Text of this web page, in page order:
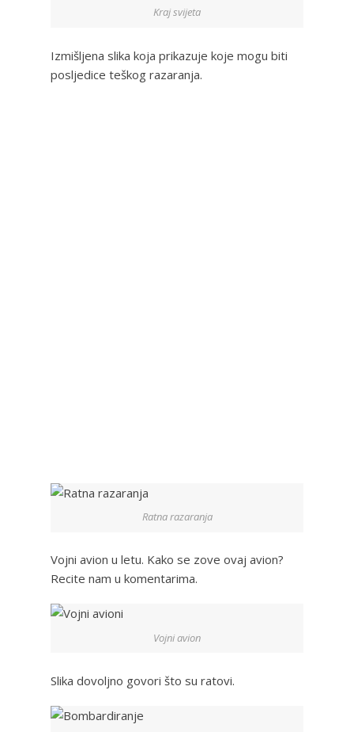
Kraj svijeta
Izmišljena slika koja prikazuje koje mogu biti
posljedice teškog razaranja.
Ratna razaranja
Vojni avion u letu. Kako se zove ovaj avion?
Recite nam u komentarima.
Vojni avion
Slika dovoljno govori što su ratovi.